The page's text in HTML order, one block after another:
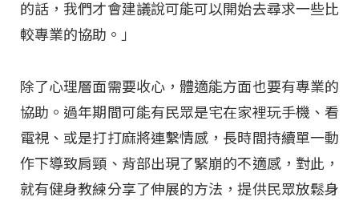
的話，我們才會建議說可能可以開始去尋求一些比
較專業的協助。」
除了心理層面需要收心，體適能方面也要有專業的
協助。過年期間可能有民眾是宅在家裡玩手機、看
電視、或是打打麻將連繫情感，長時間持續單一動
作下導致肩頸、背部出現了緊崩的不適感，對此，
就有健身教練分享了伸展的方法，提供民眾放鬆身